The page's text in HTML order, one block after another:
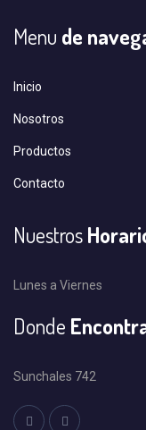
Menu de
Inicio
Nosotros
Productos
Contacto
Nuestros
Lunes a Viernes
Donde
Sunchales 742